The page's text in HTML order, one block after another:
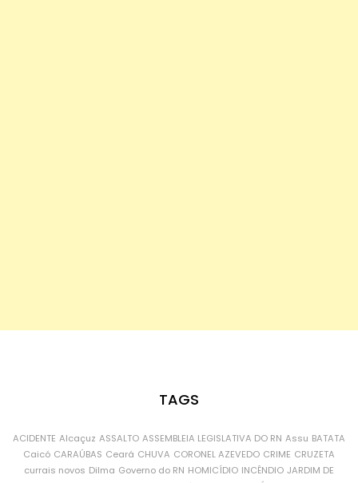
TAGS
ACIDENTE Alcaçuz ASSALTO ASSEMBLEIA LEGISLATIVA DO RN Assu BATATA
Caicó CARAÚBAS Ceará CHUVA CORONEL AZEVEDO CRIME CRUZETA
currais novos Dilma Governo do RN HOMICÍDIO INCÊNDIO JARDIM DE